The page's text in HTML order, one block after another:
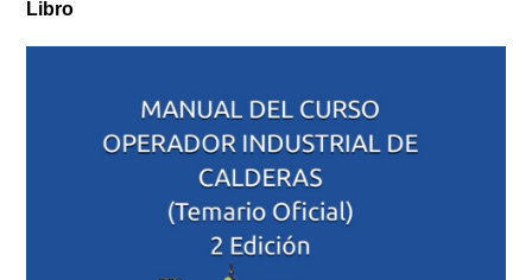
Libro